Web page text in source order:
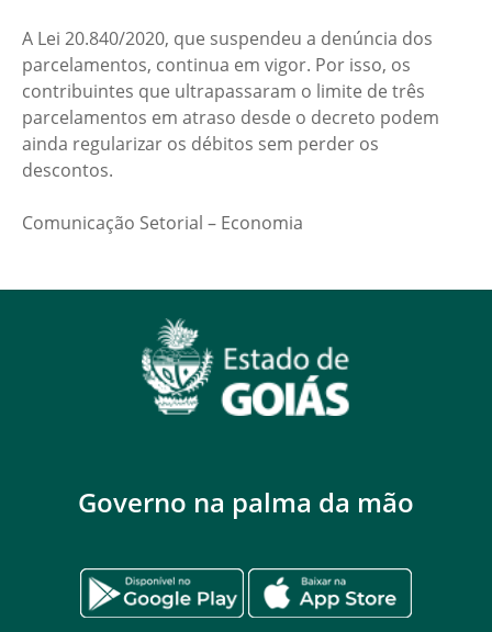
A Lei 20.840/2020, que suspendeu a denúncia dos
parcelamentos, continua em vigor. Por isso, os
contribuintes que ultrapassaram o limite de três
parcelamentos em atraso desde o decreto podem
ainda regularizar os débitos sem perder os
descontos.
Comunicação Setorial – Economia
Governo na palma da mão